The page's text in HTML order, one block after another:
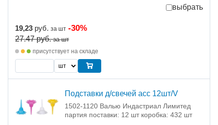
выбрать
19,23 руб. за шт -30%
27.47руб. за шт
присутствует на складе
Подставки д/свечей асс 12шт/V
1502-1120 Валью Индастриал Лимитед
партия поставки: 12 шт коробка: 432 шт